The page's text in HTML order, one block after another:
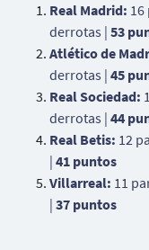
Real Madrid: 16
derrotas | 53
Atlético de
derrotas | 45
Real Sociedad:
derrotas | 44
Real Betis: 12
| 41 puntos
Villarreal: 11
| 37 puntos